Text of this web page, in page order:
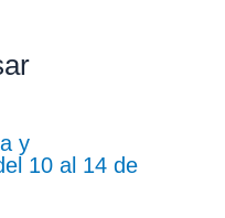
y
10 al 14 de